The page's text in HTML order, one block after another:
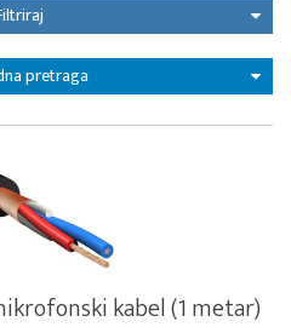
pretraga
kabel (1 metar)